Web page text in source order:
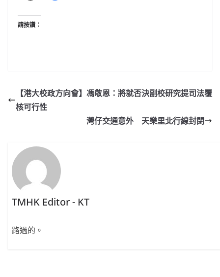
請按讚：
【港大校政方向會】馮敬恩：將就否決副校研究提司法覆
核可行性
灣仔交通意外 天樂里北行線封閉
TMHK Editor - KT
路過的。